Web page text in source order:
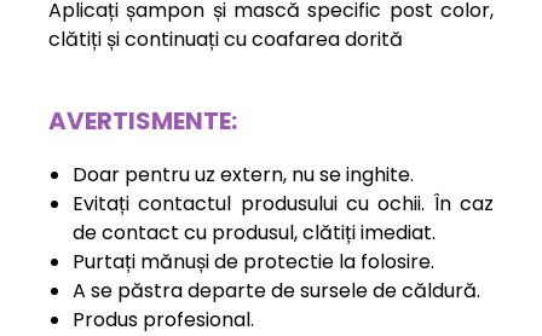
Aplicați șampon și mască specific post color,
clătiți și continuați cu coafarea dorită
AVERTISMENTE:
Doar pentru uz extern, nu se inghite.
Evitați contactul produsului cu ochii. În caz
de contact cu produsul, clătiți imediat.
Purtați mănuși de protectie la folosire.
A se păstra departe de sursele de căldură.
Produs profesional.